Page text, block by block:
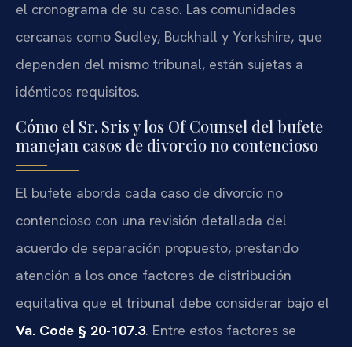
el cronograma de su caso. Las comunidades
cercanas como Sudley, Buckhall y Yorkshire, que
dependen del mismo tribunal, están sujetas a
idénticos requisitos.
Cómo el Sr. Sris y los Of Counsel del bufete
manejan casos de divorcio no contencioso
El bufete aborda cada caso de divorcio no
contencioso con una revisión detallada del
acuerdo de separación propuesto, prestando
atención a los once factores de distribución
equitativa que el tribunal debe considerar bajo el
Va. Code § 20-107.3. Entre estos factores se